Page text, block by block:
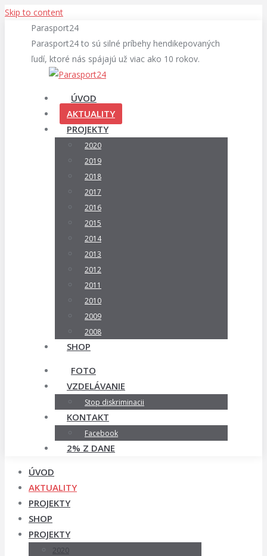
Skip to content
Parasport24
Parasport24 to sú silné príbehy hendikepovaných
ľudí, ktoré nás spájajú už viac ako 10 rokov.
ÚVOD
AKTUALITY
PROJEKTY
2020
2019
2018
2017
2016
2015
2014
2013
2012
2011
2010
2009
2008
SHOP
FOTO
VZDELÁVANIE
Stop diskriminacii
KONTAKT
Facebook
2% Z DANE
ÚVOD
AKTUALITY
PROJEKTY
SHOP
PROJEKTY
2020